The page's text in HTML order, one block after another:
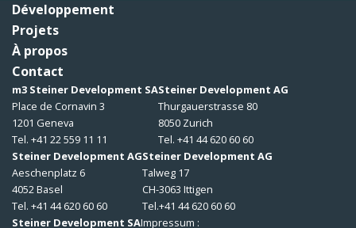
Développement
Projets
À propos
Contact
m3 Steiner Development SA
Place de Cornavin 3
1201 Geneva
Tel. +41 22 559 11 11
Steiner Development AG
Thurgauerstrasse 80
8050 Zurich
Tel. +41 44 620 60 60
Steiner Development AG
Aeschenplatz 6
4052 Basel
Tel. +41 44 620 60 60
Steiner Development AG
Talweg 17
CH-3063 Ittigen
Tel.+41 44 620 60 60
Steiner Development SAImpressum :